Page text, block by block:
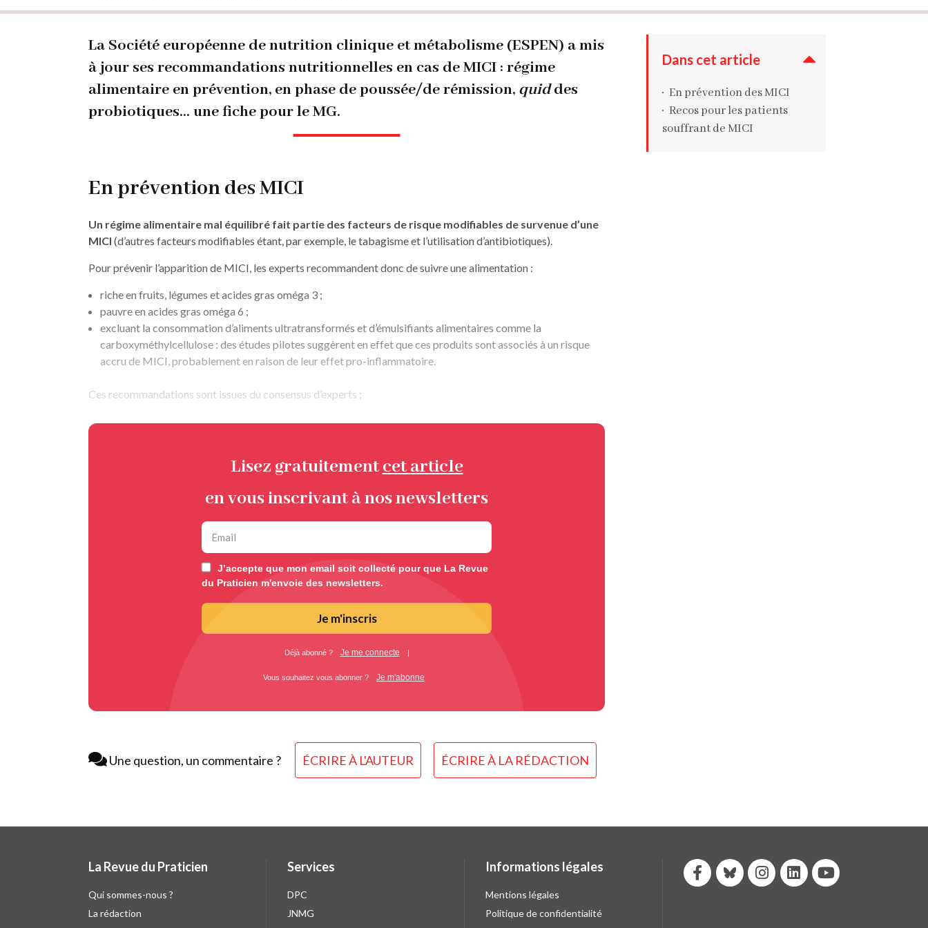
d'ArianeLa Société européenne de nutrition clinique et métabolisme (ESPEN) a mis
à jour ses recommandations nutritionnelles en cas de MICI : régime
alimentaire en prévention, en phase de poussée/de rémission, quiddes
probiotiques… une fiche pour le MG.
En prévention des MICI
Un régime alimentaire mal équilibré fait partie des facteurs de risque modifiables de survenue d’une
MICI (d’autres facteurs modifiables étant, par exemple, le tabagisme et l’utilisation d’antibiotiques).
Pour prévenir l’apparition de MICI, les experts recommandent donc de suivre une alimentation :
riche en fruits, légumes et acides gras oméga 3 ;
pauvre en acides gras oméga 6 ;
excluant la consommation d’aliments ultratransformés et d’émulsifiants alimentaires comme la
carboxyméthylcellulose : des études pilotes suggèrent en effet que ces produits sont associés à un risque
accru de MICI, probablement en raison de leur effet pro-inflammatoire.
Ces recommandations sont issues du consensus d’experts ;
Lisez gratuitementcet article
en vous inscrivant à nos newsletters
J’accepte que mon email soit collecté pour que La Revue
du Praticien m'envoie des newsletters.
Je m'inscris
Déjà abonné ? Je me connecte |
Vous souhaitez vous abonner ? Je m'abonne
Dans cet article
En prévention des MICI
Recos pour les patients
souffrant de MICI
Une question, un commentaire ? ÉCRIRE À L'AUTEUR ÉCRIRE À LA RÉDACTION
La Revue du Praticien
Qui sommes-nous ?
La rédaction
Services
DPC
JNMG
Informations légales
Mentions légales
Politique de confidentialité